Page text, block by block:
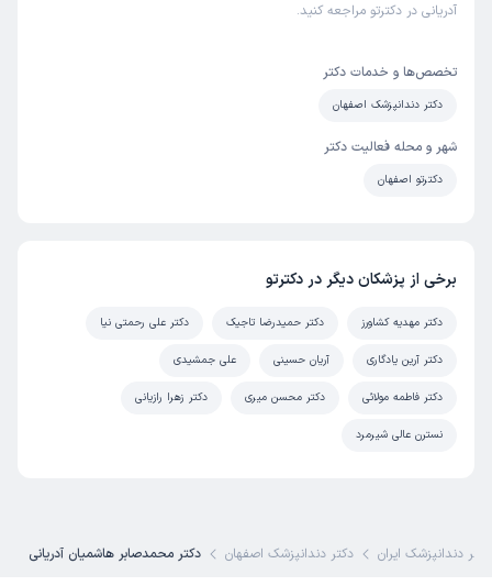
آدریانی در دکترتو مراجعه کنید.
تخصص‌ها و خدمات دکتر
دکتر دندانپزشک اصفهان
شهر و محله فعالیت دکتر
دکترتو اصفهان
برخی از پزشکان دیگر در دکترتو
دکتر مهدیه کشاورز دکتر حمیدرضا تاجیک دکتر علی رحمتی نیا
دکتر آرین یادگاری آریان حسینی علی جمشیدی
دکتر فاطمه مولائی دکتر محسن میری دکتر زهرا رازیانی
نسترن عالی شیرمرد
دندانپزشک ایران دکتر دندانپزشک اصفهان دکتر محمدصابر هاشمیان آدریانی